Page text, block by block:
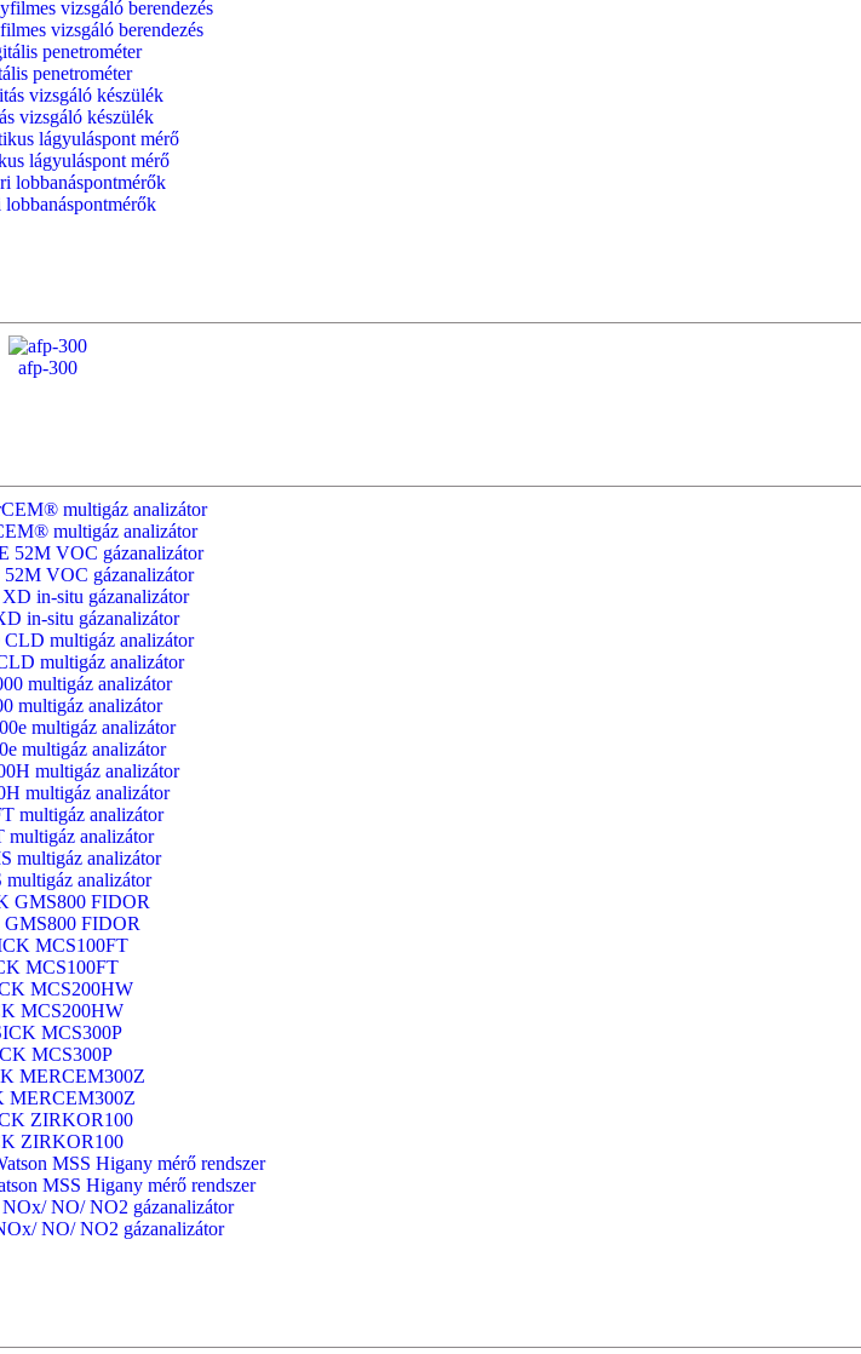
vizsgáló berendezés
penetrométer
vizsgáló készülék
lágyuláspont mérő
afp-300
multigáz analizátor
VOC gázanalizátor
in-situ gázanalizátor
multigáz analizátor
multigáz analizátor
multigáz analizátor
multigáz analizátor
multigáz analizátor
analizátor
GMS800 FIDOR
MCS100FT
MCS200HW
MCS300P
MERCEM300Z
ZIRKOR100
MSS Higany mérő rendszer
NO/ NO2 gázanalizátor